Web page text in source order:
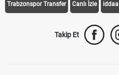
Trabzonspor Transfer Canlı İzle iddaa
Takip Et